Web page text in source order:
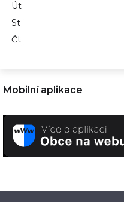
Út
St
Čt
Mobilní aplikace